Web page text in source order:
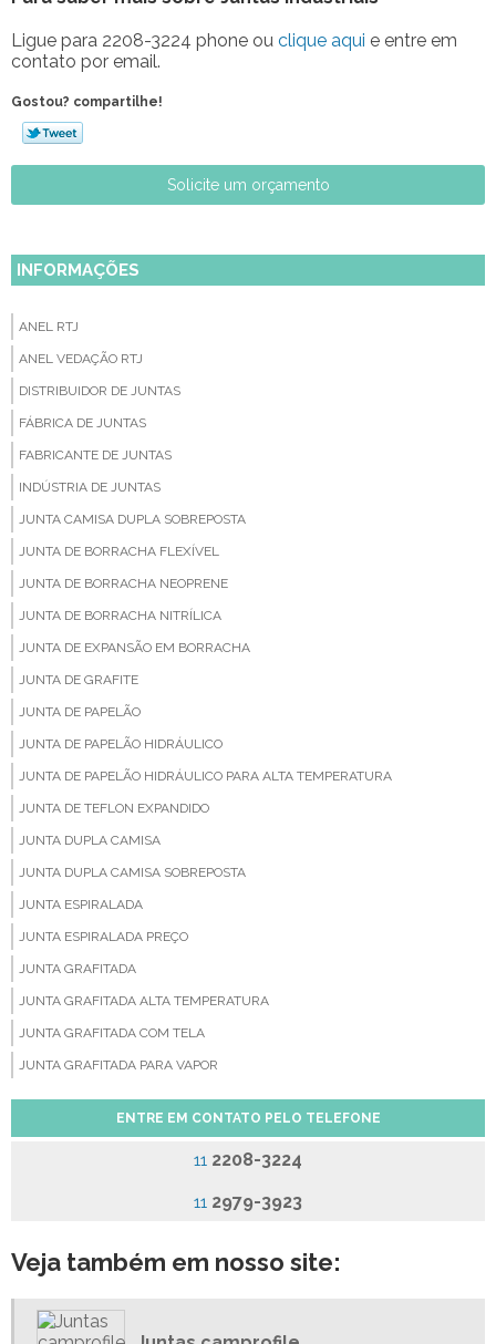
Ligue para 2208-3224 phone ou clique aqui e entre em
contato por email.
Gostou? compartilhe!
Solicite um orçamento
INFORMAÇÕES
ANEL RTJ
ANEL VEDAÇÃO RTJ
DISTRIBUIDOR DE JUNTAS
FÁBRICA DE JUNTAS
FABRICANTE DE JUNTAS
INDÚSTRIA DE JUNTAS
JUNTA CAMISA DUPLA SOBREPOSTA
JUNTA DE BORRACHA FLEXÍVEL
JUNTA DE BORRACHA NEOPRENE
JUNTA DE BORRACHA NITRÍLICA
JUNTA DE EXPANSÃO EM BORRACHA
JUNTA DE GRAFITE
JUNTA DE PAPELÃO
JUNTA DE PAPELÃO HIDRÁULICO
JUNTA DE PAPELÃO HIDRÁULICO PARA ALTA TEMPERATURA
JUNTA DE TEFLON EXPANDIDO
JUNTA DUPLA CAMISA
JUNTA DUPLA CAMISA SOBREPOSTA
JUNTA ESPIRALADA
JUNTA ESPIRALADA PREÇO
JUNTA GRAFITADA
JUNTA GRAFITADA ALTA TEMPERATURA
JUNTA GRAFITADA COM TELA
JUNTA GRAFITADA PARA VAPOR
JUNTA SERRILHADA
JUNTAS DE PAPELÃO GRAFITADO
JUNTAS DE VEDAÇÃO BORRACHA
ENTRE EM CONTATO PELO TELEFONE
11 2208-3224
11 2979-3923
Veja também em nosso site: